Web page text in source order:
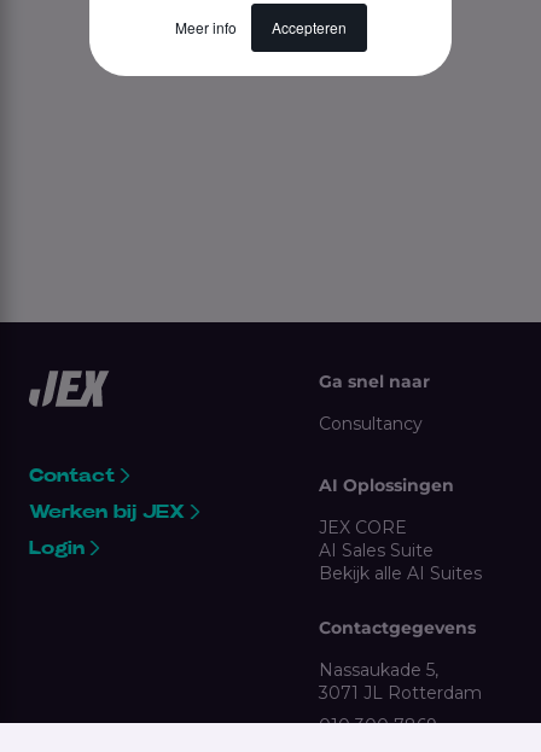
Meer info Accepteren
Contact
Werken bij JEX
Login
Ga snel naar
Consultancy
AI Oplossingen
JEX CORE
AI Sales Suite
Bekijk alle AI Suites
Contactgegevens
Nassaukade 5,
3071 JL Rotterdam
010 300 7869